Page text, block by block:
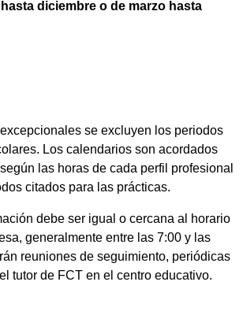
diciembre o de marzo hasta
se excluyen los periodos
Los calendarios son acordados
las horas de cada perfil profesional
citados para las prácticas.
debe ser igual o cercana al horario
generalmente entre las 7:00 y las
reuniones de seguimiento, periódicas
tutor de FCT en el centro educativo.